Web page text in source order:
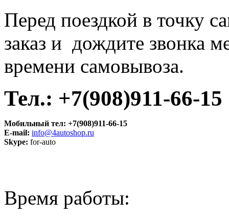
Перед поездкой в точку
заказ и дождите звонка
времени самовывоза.
Тел.: +7(908)911-66-15
Мобильный тел: +7(908)911-66-15
E-mail: info@4autoshop.ru
Skype: for-auto
Время работы: